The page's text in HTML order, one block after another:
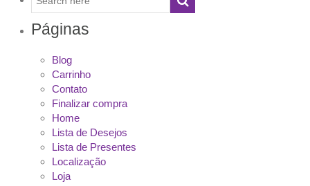
Páginas
Blog
Carrinho
Contato
Finalizar compra
Home
Lista de Desejos
Lista de Presentes
Localização
Loja